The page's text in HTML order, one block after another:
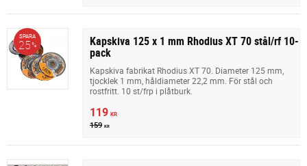
Kapskiva 125 x 1 mm Rhodius XT 70 stål/rf 10-
pack
Kapskiva fabrikat Rhodius XT 70. Diameter 125 mm,
tjocklek 1 mm, håldiameter 22,2 mm. För stål och
rostfritt. 10 st/frp i plåtburk.
119 KR
159 KR
SPARA
25%